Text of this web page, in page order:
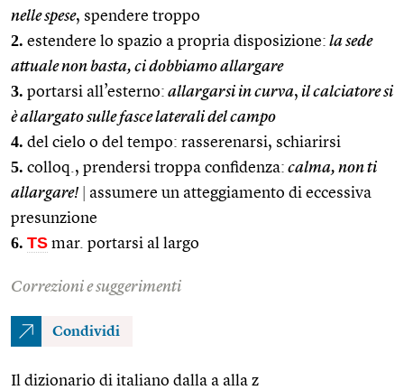
nelle spese, spendere troppo
2. estendere lo spazio a propria disposizione: la sede
attuale non basta, ci dobbiamo allargare
3. portarsi all’esterno: allargarsi in curva, il calciatore si
è allargato sulle fasce laterali del campo
4. del cielo o del tempo: rasserenarsi, schiarirsi
5. colloq., prendersi troppa confidenza: calma, non ti
allargare!
assumere un atteggiamento di eccessiva
presunzione
6. TS mar. portarsi al largo
Correzioni e suggerimenti
Condividi
Il dizionario di italiano dalla a alla z